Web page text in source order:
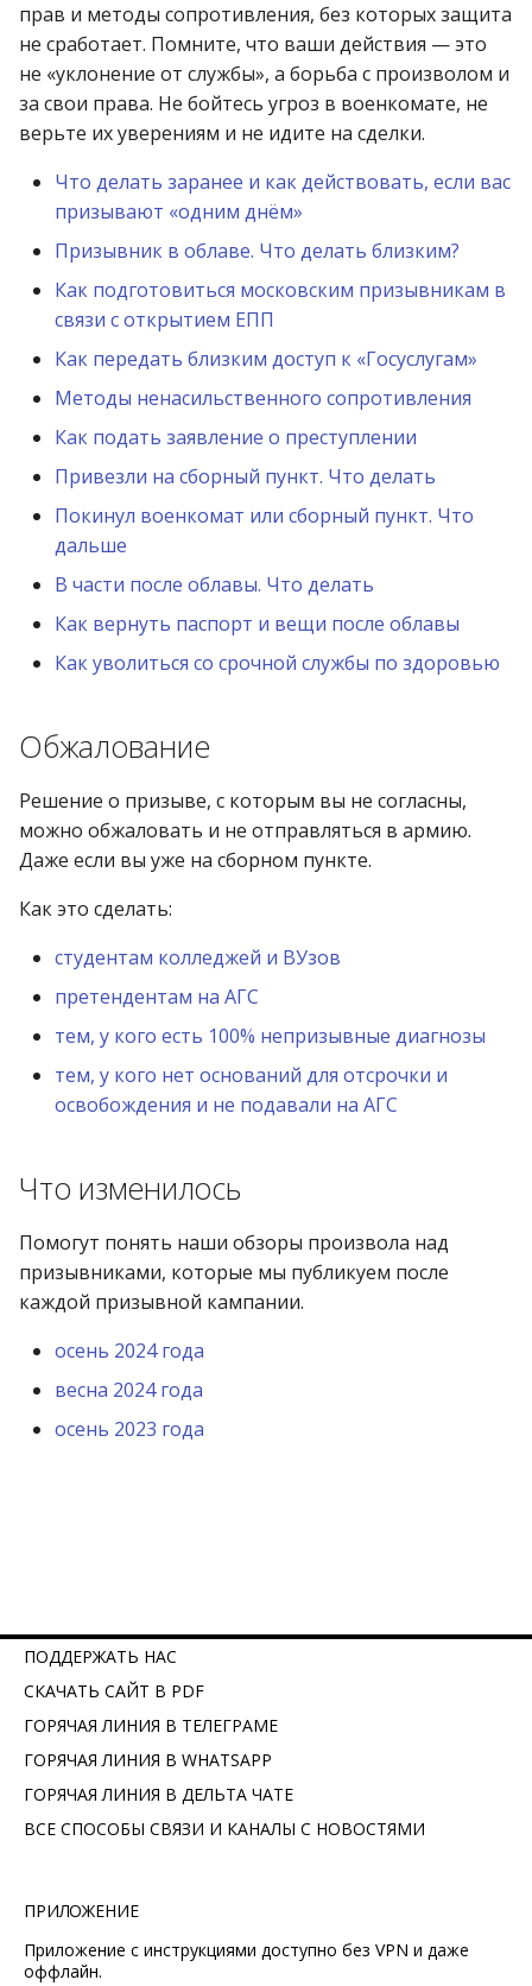
прав и методы сопротивления, без которых защита
не сработает. Помните, что ваши действия — это
не «уклонение от службы», а борьба с произволом и
за свои права. Не бойтесь угроз в военкомате, не
верьте их уверениям и не идите на сделки.
Что делать заранее и как действовать, если вас
призывают «одним днём»
Призывник в облаве. Что делать близким?
Как подготовиться московским призывникам в
связи с открытием ЕПП
Как передать близким доступ к «Госуслугам»
Методы ненасильственного сопротивления
Как подать заявление о преступлении
Привезли на сборный пункт. Что делать
Покинул военкомат или сборный пункт. Что
дальше
В части после облавы. Что делать
Как вернуть паспорт и вещи после облавы
Как уволиться со срочной службы по здоровью
Обжалование
Решение о призыве, с которым вы не согласны,
можно обжаловать и не отправляться в армию.
Даже если вы уже на сборном пункте.
Как это сделать:
студентам колледжей и ВУзов
претендентам на АГС
тем, у кого есть 100% непризывные диагнозы
тем, у кого нет оснований для отсрочки и
освобождения и не подавали на АГС
Что изменилось
Помогут понять наши обзоры произвола над
призывниками, которые мы публикуем после
каждой призывной кампании.
осень 2024 года
весна 2024 года
осень 2023 года
ПОДДЕРЖАТЬ НАС
СКАЧАТЬ САЙТ В PDF
ГОРЯЧАЯ ЛИНИЯ В ТЕЛЕГРАМЕ
ГОРЯЧАЯ ЛИНИЯ В WHATSAPP
ГОРЯЧАЯ ЛИНИЯ В ДЕЛЬТА ЧАТЕ
ВСЕ СПОСОБЫ СВЯЗИ И КАНАЛЫ С НОВОСТЯМИ
ПРИЛОЖЕНИЕ
Приложение с инструкциями доступно без VPN и даже
оффлайн.